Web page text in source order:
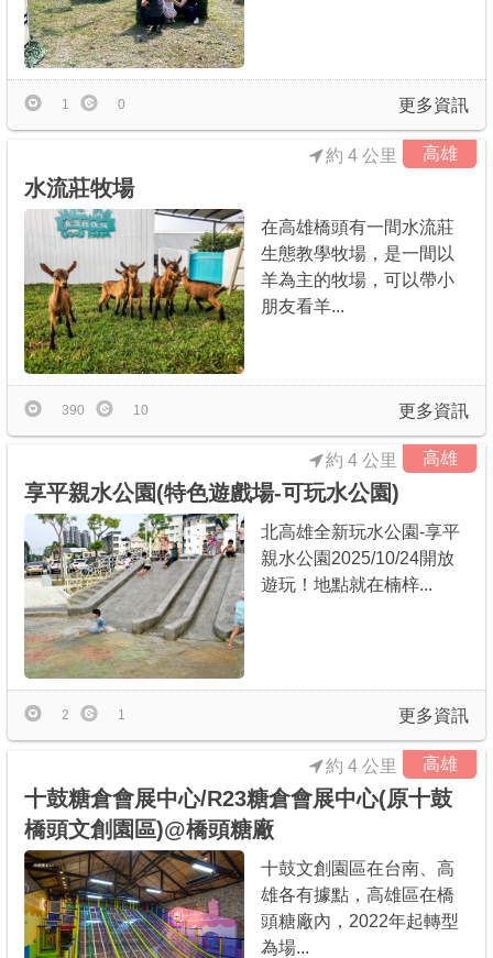
更多資訊
1 0
高雄
水流莊牧場
約 4 公里
在高雄橋頭有一間水流莊
生態教學牧場，是一間以
羊為主的牧場，可以帶小
朋友看羊...
更多資訊
390 10
高雄
享平親水公園(特色遊戲場-可玩水公園)
約 4 公里
北高雄全新玩水公園-享平
親水公園2025/10/24開放
遊玩！地點就在楠梓...
更多資訊
2 1
高雄
十鼓糖倉會展中心/R23糖倉會展中心(原十鼓
橋頭文創園區)@橋頭糖廠
約 4 公里
十鼓文創園區在台南、高
雄各有據點，高雄區在橋
頭糖廠內，2022年起轉型
為場...